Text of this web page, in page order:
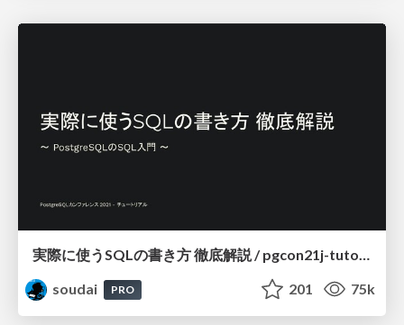
実際に使うSQLの書き方 徹底解説 / pgcon21j-tutorial
soudai
PRO 201 75k